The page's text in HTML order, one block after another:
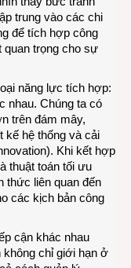
trung vào các chi
để tích hợp công
quan trọng cho sự
năng lực tích hợp:
nhau. Chúng ta có
trên đám mây,
kế hệ thống và cải
Khi kết hợp
thuật toán tối ưu
thức liên quan đến
các kịch bản công
cận khác nhau
không chỉ giới hạn ở